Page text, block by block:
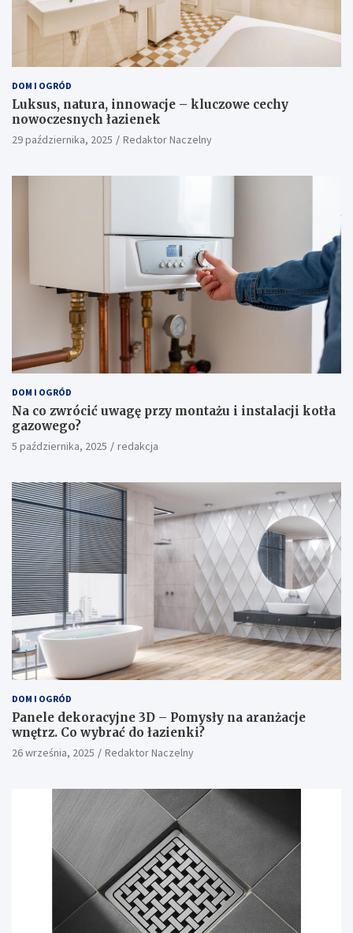
DOM I OGRÓD
Luksus, natura, innowacje – kluczowe cechy
nowoczesnych łazienek
29 października, 2025 Redaktor Naczelny
DOM I OGRÓD
Na co zwrócić uwagę przy montażu i instalacji kotła
gazowego?
5 października, 2025 redakcja
DOM I OGRÓD
Panele dekoracyjne 3D – Pomysły na aranżacje
wnętrz. Co wybrać do łazienki?
26 września, 2025 Redaktor Naczelny